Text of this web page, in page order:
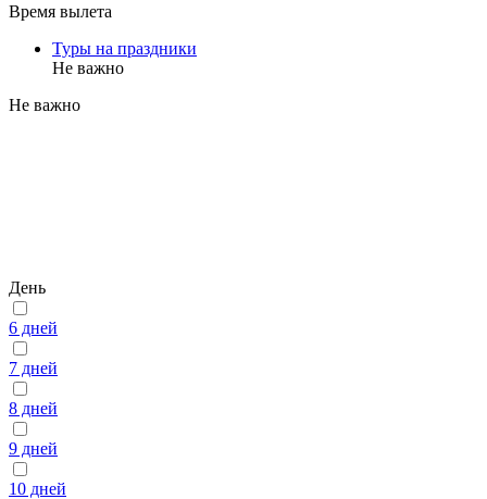
Время вылета
Туры на праздники
Не важно
Не важно
День
6 дней
7 дней
8 дней
9 дней
10 дней